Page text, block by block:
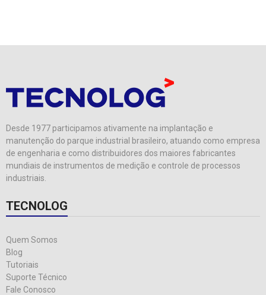
Desde 1977 participamos ativamente na implantação e
manutenção do parque industrial brasileiro, atuando como empresa
de engenharia e como distribuidores dos maiores fabricantes
mundiais de instrumentos de medição e controle de processos
industriais.
TECNOLOG
Quem Somos
Blog
Tutoriais
Suporte Técnico
Fale Conosco